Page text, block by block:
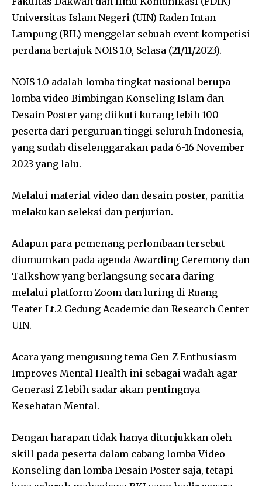
Universitas Islam Negeri (UIN) Raden Intan
Lampung (RIL) menggelar sebuah event kompetisi
perdana bertajuk NOIS 1.0, Selasa (21/11/2023).
NOIS 1.0 adalah lomba tingkat nasional berupa
lomba video Bimbingan Konseling Islam dan
Desain Poster yang diikuti kurang lebih 100
peserta dari perguruan tinggi seluruh Indonesia,
yang sudah diselenggarakan pada 6-16 November
2023 yang lalu.
Melalui material video dan desain poster, panitia
melakukan seleksi dan penjurian.
Adapun para pemenang perlombaan tersebut
diumumkan pada agenda Awarding Ceremony dan
Talkshow yang berlangsung secara daring
melalui platform Zoom dan luring di Ruang
Teater Lt.2 Gedung Academic dan Research Center
UIN.
Acara yang mengusung tema Gen-Z Enthusiasm
Improves Mental Health ini sebagai wadah agar
Generasi Z lebih sadar akan pentingnya
Kesehatan Mental.
Dengan harapan tidak hanya ditunjukkan oleh
skill pada peserta dalam cabang lomba Video
Konseling dan lomba Desain Poster saja, tetapi